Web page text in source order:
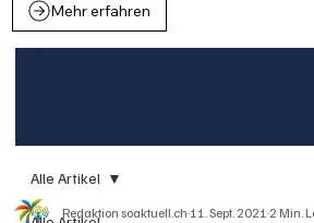
Mehr erfahren
Alle Artikel
Redaktion soaktuell.ch11. Sept. 20212 Min.